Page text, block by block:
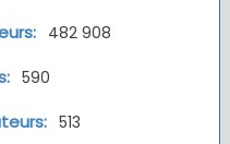
482 908
590
513